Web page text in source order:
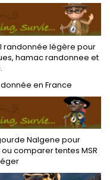
randonnée légère pour
hamac randonnee et
.
en France
Nalgene pour
ou comparer tentes MSR